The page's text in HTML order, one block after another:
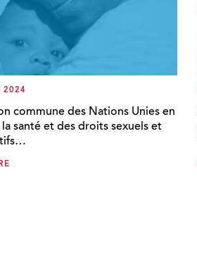
2024
commune des Nations Unies en
santé et des droits sexuels et